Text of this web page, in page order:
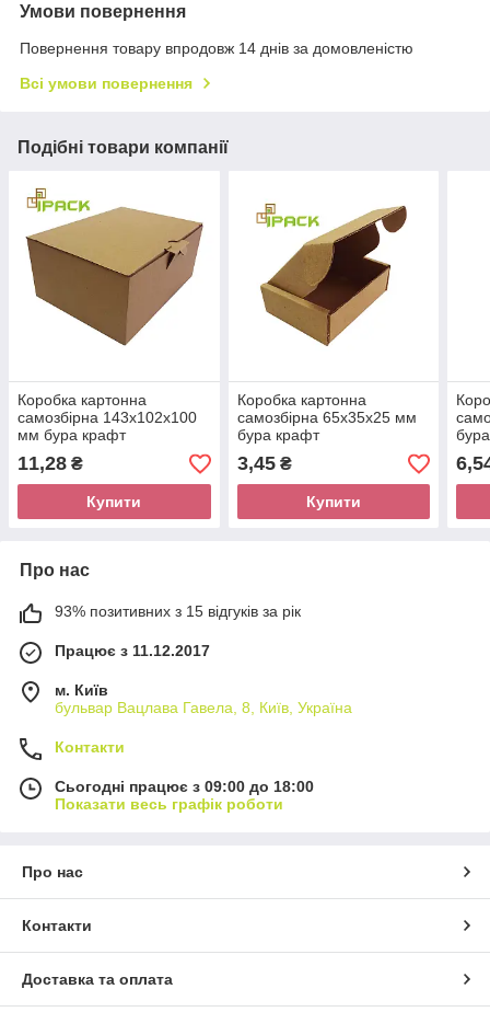
Умови повернення
Повернення товару впродовж 14 днів за домовленістю
Всі умови повернення
Подібні товари компанії
Коробка картонна
самозбірна 143х102х100
мм бура крафт
мікрогофрокартон
11,28 ₴
Купити
Коробка картонна
самозбірна 65х35х25 мм
бура крафт
мікрогофрокартон
3,45₴
Купити
Про нас
93% позитивних з 15 відгуків за рік
Працює з 11.12.2017
м. Київ
бульвар Вацлава Гавела, 8, Київ, Україна
Контакти
Сьогодні працює з 09:00 до 18:00
Показати весь графік роботи
Про нас
Контакти
Доставка та оплата